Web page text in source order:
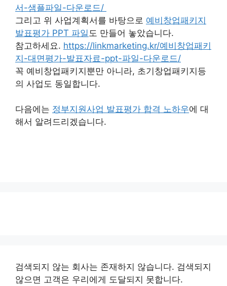
서-샘플파일-다운로드/
그리고 위 사업계획서를 바탕으로 예비창업패키지
발표평가 PPT 파일 도 만들어 놓았습니다.
참고하세요. https://linkmarketing.kr/예비창업패키
지-대면평가-발표자료-ppt-파일-다운로드/
꼭 예비창업패키지뿐만 아니라, 초기창업패키지등
의 사업도 동일합니다.
다음에는 정부지원사업 발표평가 합격 노하우에 대
해서 알려드리겠습니다.
검색되지 않는 회사는 존재하지 않습니다. 검색되지
않으면 고객은 우리에게 도달되지 못합니다.